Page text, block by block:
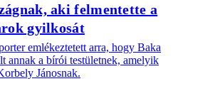
aki felmentette a
gyilkosát
emlékeztetett arra, hogy Baka
annak a bírói testületnek, amelyik
Jánosnak.